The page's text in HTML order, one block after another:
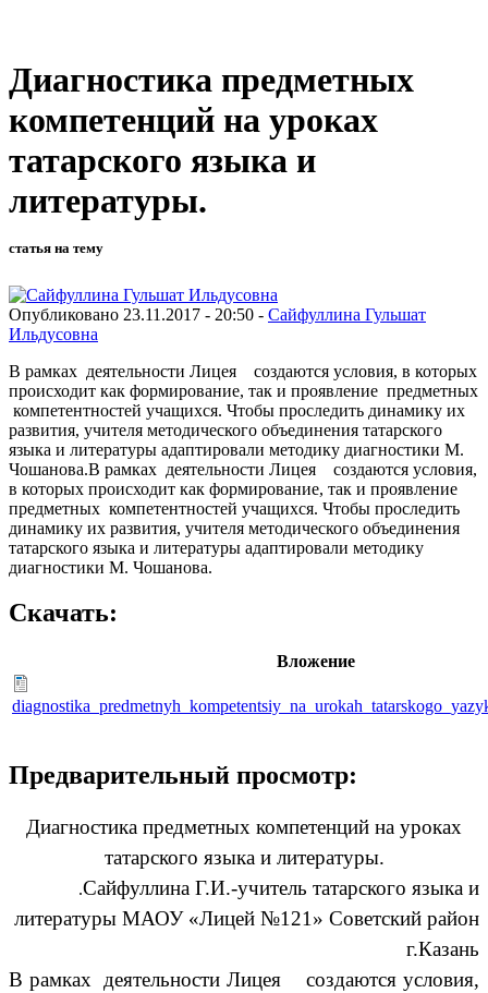
Диагностика предметных
компетенций на уроках
татарского языка и
литературы.
статья на тему
Опубликовано 23.11.2017 - 20:50 - Сайфуллина Гульшат
Ильдусовна
В рамках деятельности Лицея создаются условия, в которых
происходит как формирование, так и проявление предметных
компетентностей учащихся. Чтобы проследить динамику их
развития, учителя методического объединения татарского
языка и литературы адаптировали методику диагностики М.
Чошанова.В рамках деятельности Лицея создаются условия,
в которых происходит как формирование, так и проявление
предметных компетентностей учащихся. Чтобы проследить
динамику их развития, учителя методического объединения
татарского языка и литературы адаптировали методику
диагностики М. Чошанова.
Скачать:
Вложение
Предварительный просмотр:
Диагностика предметных компетенций на уроках
татарского языка и литературы.
.Сайфуллина Г.И.-учитель татарского языка и
литературы МАОУ «Лицей №121» Советский район
г.Казань
В рамках деятельности Лицея создаются условия,